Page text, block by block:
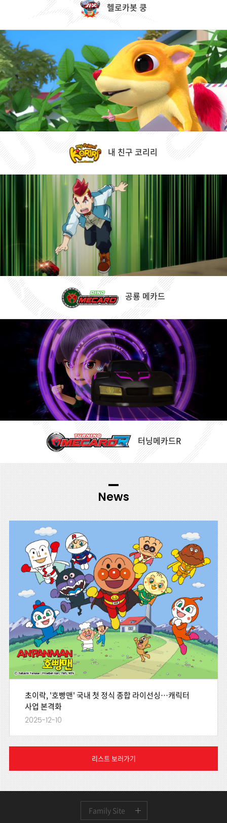
헬로카봇 쿵
내 친구 코리리
공룡 메카드
터닝메카드R
News
초이락, '호빵맨' 국내 첫 정식 종합 라이선싱…캐릭터
사업 본격화
2025-12-10
리스트 보러가기
Family Site